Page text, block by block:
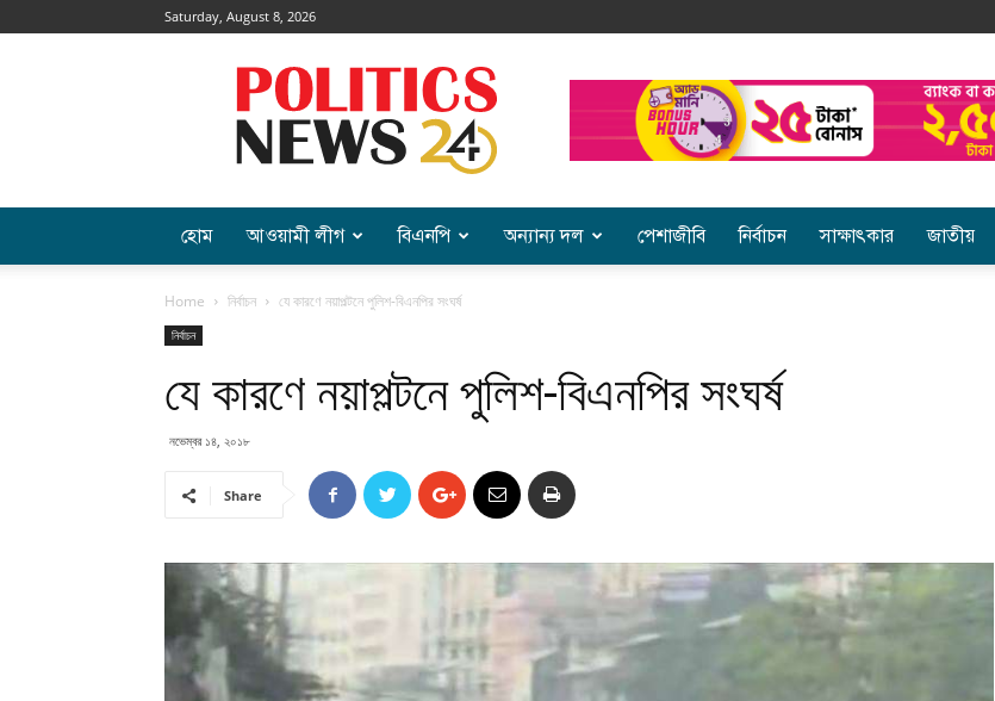
Saturday, August 8, 2026
Politics
হোম আওয়ামী লীগ বিএনপি অন্যান্য দল পেশাজীবি নির্বাচন সাক্ষাৎকার জাতীয়
Home নির্বাচন যে কারণে নয়াপল্টনে পুলিশ-বিএনপির সংঘর্ষ
নির্বাচন
যে কারণে নয়াপল্টনে পুলিশ-বিএনপির সংঘর্ষ
নভেম্বর ১৪, ২০১৮
Share